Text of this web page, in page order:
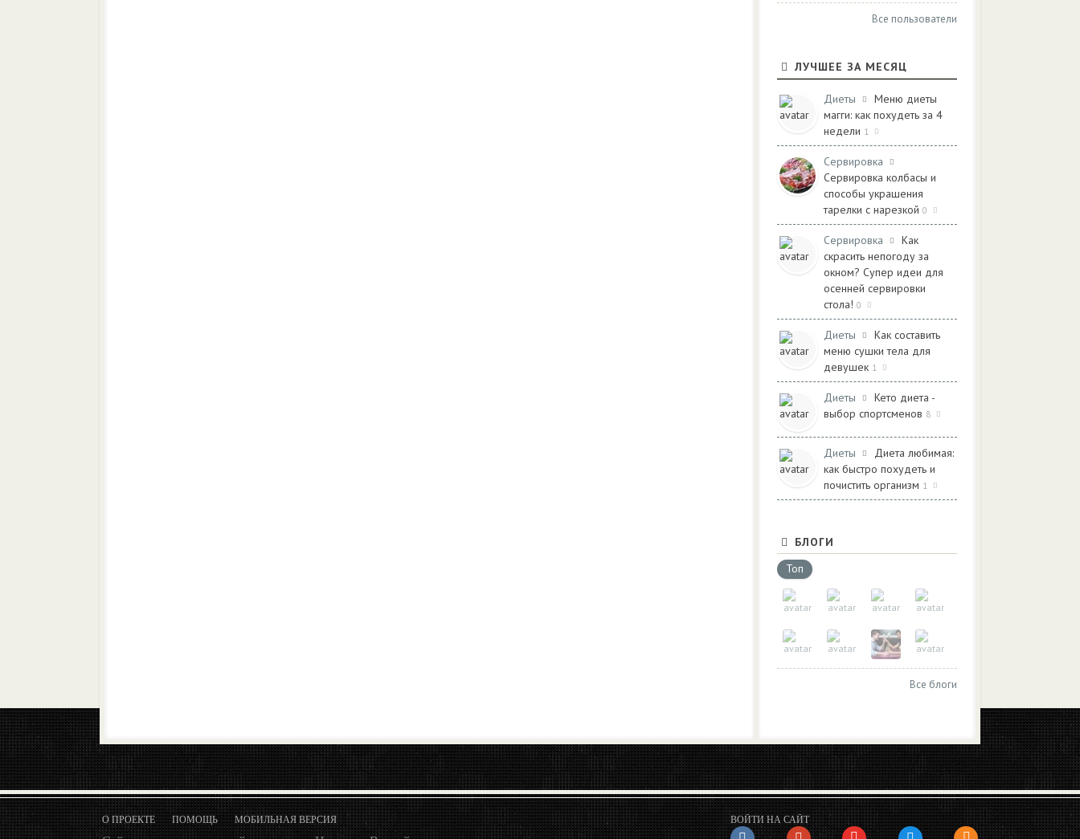
Все пользователи
ЛУЧШЕЕ ЗА МЕСЯЦ
Диеты
Меню диеты
магги: как похудеть за 4
недели 1
Сервировка
Сервировка колбасы и
способы украшения
тарелки с нарезкой 0
Сервировка
Как
скрасить непогоду за
окном? Супер идеи для
осенней сервировки
стола! 0
Диеты
Как составить
меню сушки тела для
девушек 1
Диеты
Кето диета -
выбор спортсменов 8
Диеты
Диета любимая:
как быстро похудеть и
почистить организм 1
БЛОГИ
Топ
Все блоги
О ПРОЕКТЕПОМОЩЬ МОБИЛЬНАЯ ВЕРСИЯ ВОЙТИ НА САЙТ